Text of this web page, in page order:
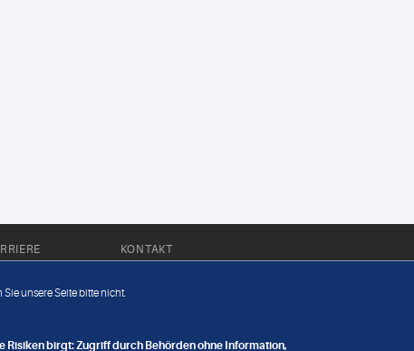
KONTAKT
Datenschutz
unsere Seite bitte nicht.
Risiken birgt: Zugriff durch Behörden ohne Information,